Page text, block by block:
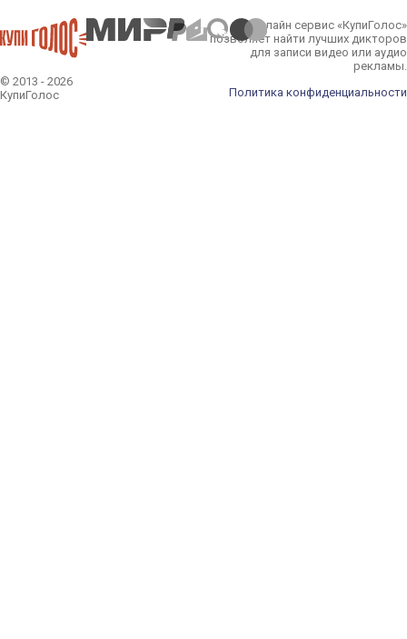
© 2013 - 2026
КупиГолос
Онлайн сервис «КупиГолос»
позволяет найти лучших дикторов
для записи видео или аудио
рекламы.
Политика конфиденциальности